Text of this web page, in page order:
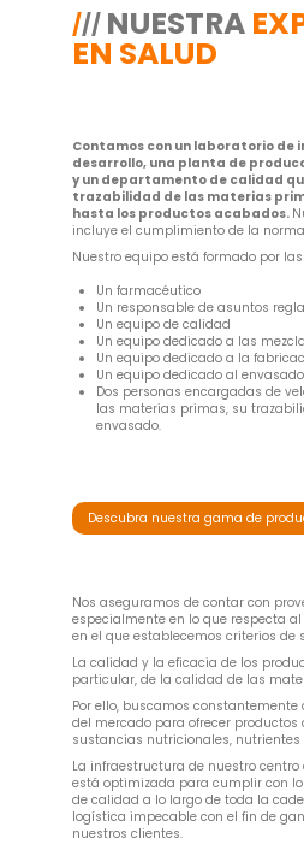
/// NUESTRA
EN SALUD
Contamos con un laboratorio de
desarrollo, una planta de
y un departamento de calidad
trazabilidad de las materias
hasta los productos acabados.
incluye el cumplimiento de la
Nuestro equipo está formado por
Un farmacéutico
Un responsable de asuntos
Un equipo de calidad
Un equipo dedicado a las
Un equipo dedicado a la
Un equipo dedicado al envasado
Dos personas encargadas de
las materias primas, su
envasado.
Descubra nuestra gama de
Nos aseguramos de contar con
especialmente en lo que respecta
en el que establecemos criterios de
La calidad y la eficacia de los
particular, de la calidad de las
Por ello, buscamos constantemente
del mercado para ofrecer productos
sustancias nutricionales, nutrientes
La infraestructura de nuestro
está optimizada para cumplir con
de calidad a lo largo de toda la
logística impecable con el fin de
nuestros clientes.